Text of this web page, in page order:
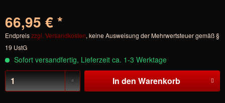
66,95 € *
Endpreiszzgl. Versandkosten, keine Ausweisung der Mehrwertsteuer gemäß §
19 UstG
Sofort versandfertig, Lieferzeit ca. 1-3 Werktage
In den Warenkorb